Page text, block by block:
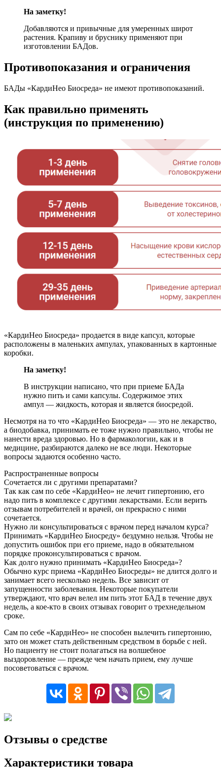
На заметку!
Добавляются и привычные для умеренных широт
растения. Крапиву и бруснику применяют при
изготовлении БАДов.
Противопоказания и ограничения
БАДы «КардиНео Биосреда» не имеют противопоказаний.
Как правильно применять
(инструкция по применению)
«КардиНео Биосреда» продается в виде капсул, которые
расположены в маленьких ампулах, упакованных в картонные
коробки.
На заметку!
В инструкции написано, что при приеме БАДа
нужно пить и сами капсулы. Содержимое этих
ампул — жидкость, которая и является биосредой.
Несмотря на то что «КардиНео Биосреда» — это не лекарство,
а биодобавка, принимать ее тоже нужно правильно, чтобы не
нанести вреда здоровью. Но в фармакологии, как и в
медицине, разбираются далеко не все люди. Некоторые
вопросы задаются особенно часто.
Распространенные вопросы
Сочетается ли с другими препаратами?
Так как сам по себе «КардиНео» не лечит гипертонию, его
надо пить в комплексе с другими лекарствами. Если верить
отзывам потребителей и врачей, он прекрасно с ними
сочетается.
Нужно ли консультироваться с врачом перед началом курса?
Принимать «КардиНео Биосреду» бездумно нельзя. Чтобы не
допустить ошибок при его приеме, надо в обязательном
порядке проконсультироваться с врачом.
Как долго нужно принимать «КардиНео Биосреда»?
Обычно курс приема «КардиНео Биосреды» не длится долго и
занимает всего несколько недель. Все зависит от
запущенности заболевания. Некоторые покупатели
утверждают, что врач велел им пить этот БАД в течение двух
недель, а кое-кто в своих отзывах говорит о трехнедельном
сроке.
Сам по себе «КардиНео» не способен вылечить гипертонию,
зато он может стать действенным средством в борьбе с ней.
Но пациенту не стоит полагаться на волшебное
выздоровление — прежде чем начать прием, ему лучше
посоветоваться с врачом.
Отзывы о средстве
Характеристики товара